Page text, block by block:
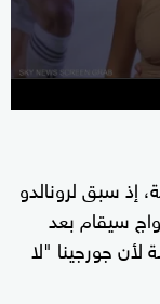
إذ سبق لرونالدو
سيقام بعد
خاصة لأن جورجينا "لا